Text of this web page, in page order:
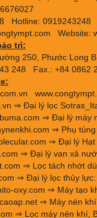
Hotline: 0919243248
Website:
trì:
250, Phước Long
248 Fax.: +84 0862
⇒ Đại lý lọc
⇒ Đại lý máy
⇒ Phụ tùng
⇒ Đại lý Hạt
⇒ Đại lý van xả
⇒ Lọc tách nhớt
⇒ Đại lý lọc thủy lực:
oxy.com ⇒ Máy tạo
⇒ Máy nén khí
⇒ Lọc máy nén khí,